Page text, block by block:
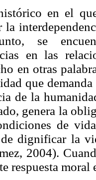
en el
la
se
en las
en otras
que
de la
genera la
de
dignificar la
2004).
respuesta